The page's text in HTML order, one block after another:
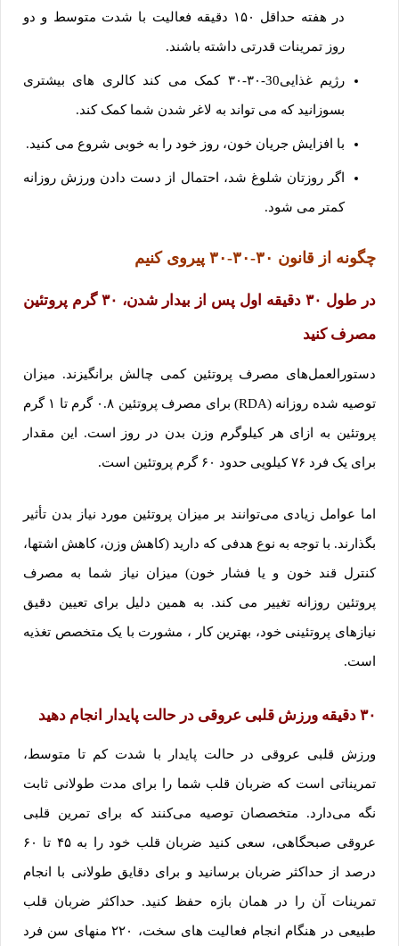
در هفته حداقل ۱۵۰ دقیقه فعالیت با شدت متوسط و دو
روز تمرینات قدرتی داشته باشند.
رژیم غذایی30-۳۰-۳۰ کمک می کند کالری های بیشتری
بسوزانید که می تواند به لاغر شدن شما کمک کند.
با افزایش جریان خون، روز خود را به خوبی شروع می کنید.
اگر روزتان شلوغ شد، احتمال از دست دادن ورزش روزانه
کمتر می شود.
چگونه از قانون ۳۰-۳۰-۳۰ پیروی کنیم
در طول ۳۰ دقیقه اول پس از بیدار شدن، ۳۰ گرم پروتئین
مصرف کنید
دستورالعمل‌های مصرف پروتئین کمی چالش برانگیزند. میزان
توصیه شده روزانه (RDA) برای مصرف پروتئین ۰.۸ گرم تا ۱ گرم
پروتئین به ازای هر کیلوگرم وزن بدن در روز است. این مقدار
برای یک فرد ۷۶ کیلویی حدود ۶۰ گرم پروتئین است.
اما عوامل زیادی می‌توانند بر میزان پروتئین مورد نیاز بدن تأثیر
بگذارند. با توجه به نوع هدفی که دارید (کاهش وزن، کاهش اشتها،
کنترل قند خون و یا فشار خون) میزان نیاز شما به مصرف
پروتئین روزانه تغییر می کند. به همین دلیل برای تعیین دقیق
نیازهای پروتئینی خود، بهترین کار ، مشورت با یک متخصص تغذیه
است.
۳۰ دقیقه ورزش قلبی عروقی در حالت پایدار انجام دهید
ورزش قلبی عروقی در حالت پایدار با شدت کم تا متوسط،
تمریناتی است که ضربان قلب شما را برای مدت طولانی ثابت
نگه می‌دارد. متخصصان توصیه می‌کنند که برای تمرین قلبی
عروقی صبحگاهی، سعی کنید ضربان قلب خود را به ۴۵ تا ۶۰
درصد از حداکثر ضربان برسانید و برای دقایق طولانی با انجام
تمرینات آن را در همان بازه حفظ کنید. حداکثر ضربان قلب
طبیعی در هنگام انجام فعالیت های سخت، ۲۲۰ منهای سن فرد